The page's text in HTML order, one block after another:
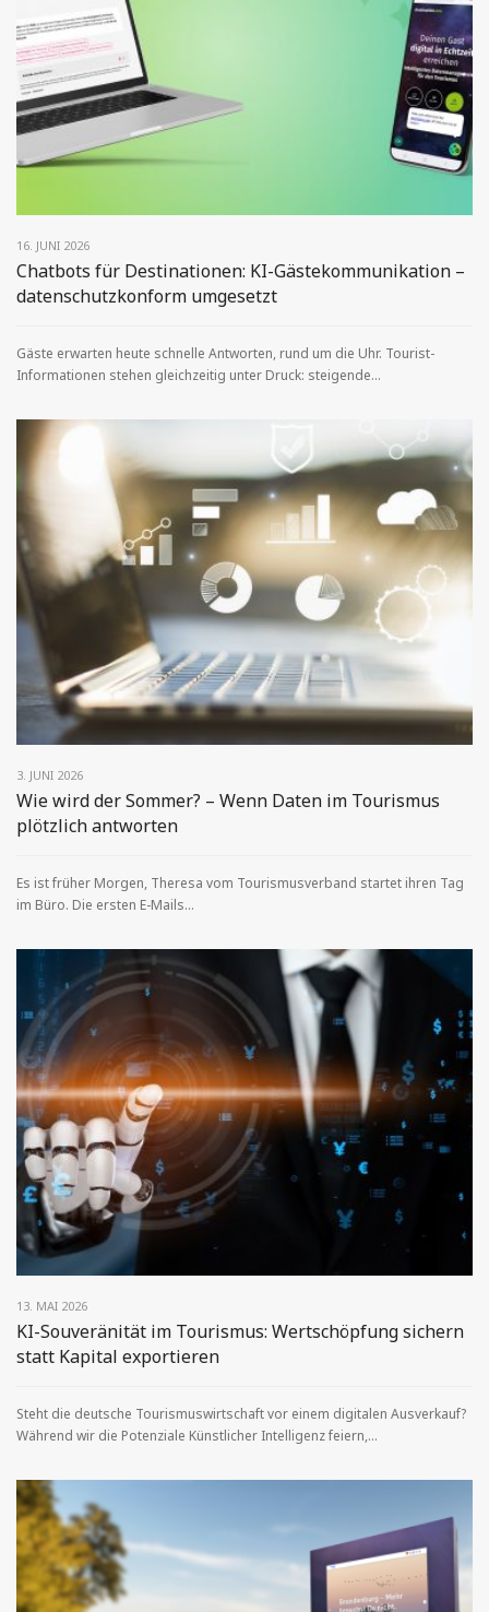
16. JUNI 2026
Chatbots für Destinationen: KI-Gästekommunikation –
datenschutzkonform umgesetzt
Gäste erwarten heute schnelle Antworten, rund um die Uhr. Tourist-
Informationen stehen gleichzeitig unter Druck: steigende...
3. JUNI 2026
Wie wird der Sommer? – Wenn Daten im Tourismus
plötzlich antworten
Es ist früher Morgen, Theresa vom Tourismusverband startet ihren Tag
im Büro. Die ersten E-Mails...
13. MAI 2026
KI-Souveränität im Tourismus: Wertschöpfung sichern
statt Kapital exportieren
Steht die deutsche Tourismuswirtschaft vor einem digitalen Ausverkauf?
Während wir die Potenziale Künstlicher Intelligenz feiern,...